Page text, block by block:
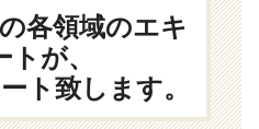
各領域のエキ
が、
ト致します。